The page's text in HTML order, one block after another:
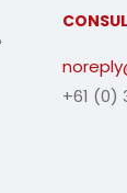
+61 (0)